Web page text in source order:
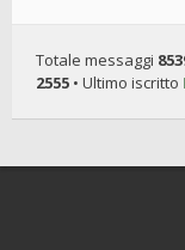
Totale messaggi
2555 • Ultimo iscritto